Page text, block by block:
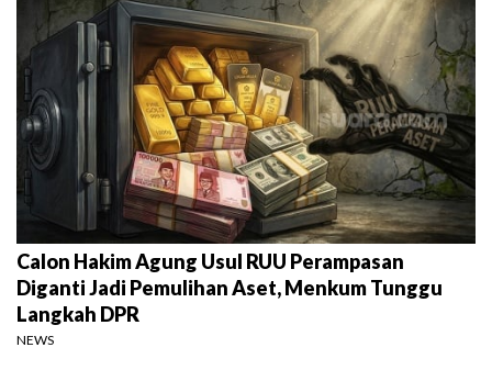
Calon Hakim Agung Usul RUU Perampasan
Diganti Jadi Pemulihan Aset, Menkum Tunggu
Langkah DPR
NEWS